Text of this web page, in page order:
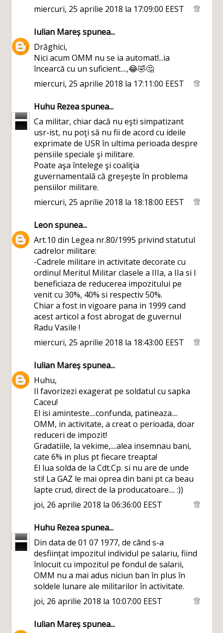
miercuri, 25 aprilie 2018 la 17:09:00 EEST
Iulian Mareșspunea...
Drăghici,
Nici acum OMM nu se ia automat!...ia
încearcă cu un suficient....,😂🤣🤔
miercuri, 25 aprilie 2018 la 17:11:00 EEST
Huhu Rezeaspunea...
Ca militar, chiar dacă nu eşti simpatizant
usr-ist, nu poţi să nu fii de acord cu ideile
exprimate de USR în ultima perioada despre
pensiile speciale şi militare.
Poate aşa întelege şi coaliţia
guvernamentală că greşeşte în problema
pensiilor militare.
miercuri, 25 aprilie 2018 la 18:18:00 EEST
Leonspunea...
Art.10 din Legea nr.80/1995 privind statutul
cadrelor militare:
-Cadrele militare in activitate decorate cu
ordinul Meritul Militar clasele a IIIa, a IIa si I
beneficiaza de reducerea impozitului pe
venit cu 30%, 40% si respectiv 50%.
Chiar a fost in vigoare pana in 1999 cand
acest articol a fost abrogat de guvernul
Radu Vasile !
miercuri, 25 aprilie 2018 la 18:43:00 EEST
Iulian Mareșspunea...
Huhu,
Il favorizezi exagerat pe soldatul cu sapka
Caceu!
El isi aminteste....confunda, patineaza....
OMM, in activitate, a creat o perioada, doar
reduceri de impozit!
Gradatiile, la vekime,....alea insemnau bani,
cate 6% in plus pt fiecare treapta!
El lua solda de la Cdt.Cp. si nu are de unde
sti! La GAZ le mai oprea din bani pt ca beau
lapte crud, direct de la producatoare.... :))
joi, 26 aprilie 2018 la 06:36:00 EEST
Huhu Rezeaspunea...
Din data de 01 07 1977, de când s-a
desființat impozitul individul pe salariu, fiind
înlocuit cu impozitul pe fondul de salarii,
OMM nu a mai adus niciun ban în plus în
soldele lunare ale militarilor în activitate.
joi, 26 aprilie 2018 la 10:07:00 EEST
Iulian Mareșspunea...